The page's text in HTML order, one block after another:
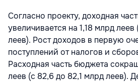
Согласно проекту, доходная
увеличивается на 1,18 млрд
леев). Рост доходов в первую
поступлений от налогов и
Расходная часть бюджета
леев (с 82,6 до 82,1 млрд леев).